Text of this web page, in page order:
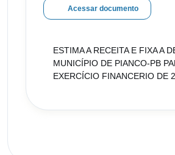
Acessar documento
ESTIMA A RECEITA E FIXA A
MUNICÍPIO DE PIANCO-PB
EXERCÍCIO FINANCERIO DE